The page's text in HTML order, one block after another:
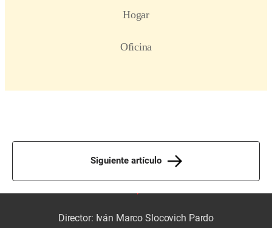
Siguiente artículo
Director: Iván Marco Slocovich Pardo